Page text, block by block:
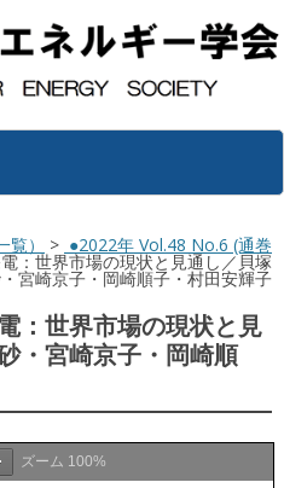
） > ●2022年 Vol.48 No.6 (通巻
：世界市場の現状と見通し／貝塚
宮崎京子・岡崎順子・村田安輝子
：世界市場の現状と見
・宮崎京子・岡崎順
ズーム 100%